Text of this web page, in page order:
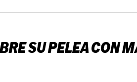
SU PELEA CON